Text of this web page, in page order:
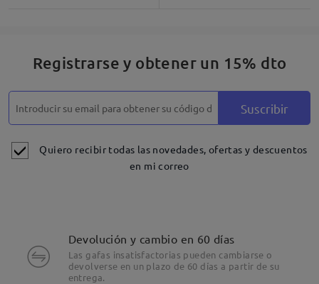
Registrarse y obtener un 15% dto
Suscribir
Quiero recibir todas las novedades, ofertas y descuentos
en mi correo
Devolución y cambio en 60 días
Las gafas insatisfactorias pueden cambiarse o
devolverse en un plazo de 60 días a partir de su
entrega.